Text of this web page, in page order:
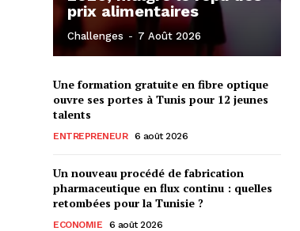
prix alimentaires
Challenges - 7 Août 2026
Une formation gratuite en fibre optique
ouvre ses portes à Tunis pour 12 jeunes
talents
ENTREPRENEUR 6 août 2026
Un nouveau procédé de fabrication
pharmaceutique en flux continu : quelles
retombées pour la Tunisie ?
ECONOMIE 6 août 2026